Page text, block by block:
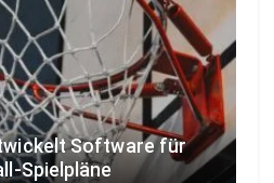
Software für
Spielpläne